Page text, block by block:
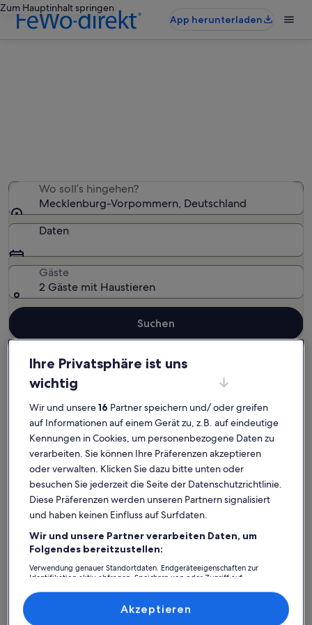
Zum Hauptinhalt springen
App herunterladen
Wo soll’s hingehen?
Mecklenburg-Vorpommern, Deutschland
Daten
Gäste
2 Gäste mit Haustieren
Suchen
Deutschland
Mecklenburg-Vorpommern –
beliebte Städte
Zingst
Zingst
Mecklenburg-Vorpommern:
Ihre Privatsphäre ist uns
wichtig
Wir und unsere16 Partner speichern und/ oder greifen
auf Informationen auf einem Gerät zu, z.B. auf eindeutige
Kennungen in Cookies, um personenbezogene Daten zu
verarbeiten. Sie können Ihre Präferenzen akzeptieren
oder verwalten. Klicken Sie dazu bitte unten oder
besuchen Sie jederzeit die Seite der Datenschutzrichtlinie.
Diese Präferenzen werden unseren Partnern signalisiert
und haben keinen Einfluss auf Surfdaten.
Wir und unsere Partner verarbeiten Daten, um
Folgendes bereitzustellen:
Verwendung genauer Standortdaten. Endgeräteeigenschaften zur
Identifikation aktiv abfragen. Speichern von oder Zugriff auf
Inhalte, Messung von Werbeleistung und der Performance von Inhalten,
Zielgruppenforschung sowie Entwicklung und Verbesserung von
Akzeptieren